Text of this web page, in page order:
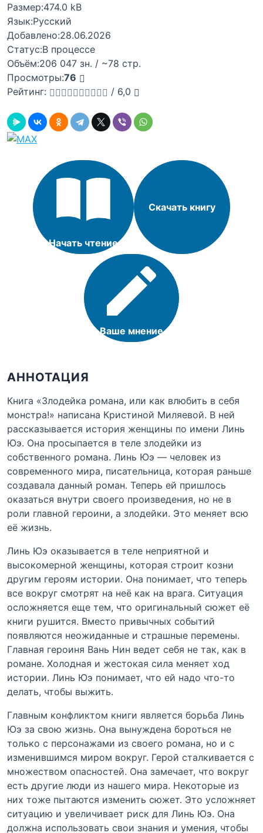
Размер:474.0 kB
Язык:Русский
Добавлено:28.06.2026
Статус:В процессе
Объём:206 047 зн. / ~78 стр.
Просмотры:76
Рейтинг:
/ 6,0
Начать чтение
Скачать книгу
Ваше мнение
АННОТАЦИЯ
Книга «Злодейка романа, или как влюбить в себя
монстра!» написана Кристиной Миляевой. В ней
рассказывается история женщины по имени Линь
Юэ. Она просыпается в теле злодейки из
собственного романа. Линь Юэ — человек из
современного мира, писательница, которая раньше
создавала данный роман. Теперь ей пришлось
оказаться внутри своего произведения, но не в
роли главной героини, а злодейки. Это меняет всю
её жизнь.
Линь Юэ оказывается в теле неприятной и
высокомерной женщины, которая строит козни
другим героям истории. Она понимает, что теперь
все вокруг смотрят на неё как на врага. Ситуация
осложняется еще тем, что оригинальный сюжет её
книги рушится. Вместо привычных событий
появляются неожиданные и страшные перемены.
Главная героиня Вань Нин ведет себя не так, как в
романе. Холодная и жестокая сила меняет ход
истории. Линь Юэ понимает, что ей надо что-то
делать, чтобы выжить.
Главным конфликтом книги является борьба Линь
Юэ за свою жизнь. Она вынуждена бороться не
только с персонажами из своего романа, но и с
изменившимся миром вокруг. Герой сталкивается с
множеством опасностей. Она замечает, что вокруг
есть другие люди из нашего мира. Некоторые из
них тоже пытаются изменить сюжет. Это усложняет
ситуацию и увеличивает риск для Линь Юэ. Она
должна использовать свои знания и умения, чтобы